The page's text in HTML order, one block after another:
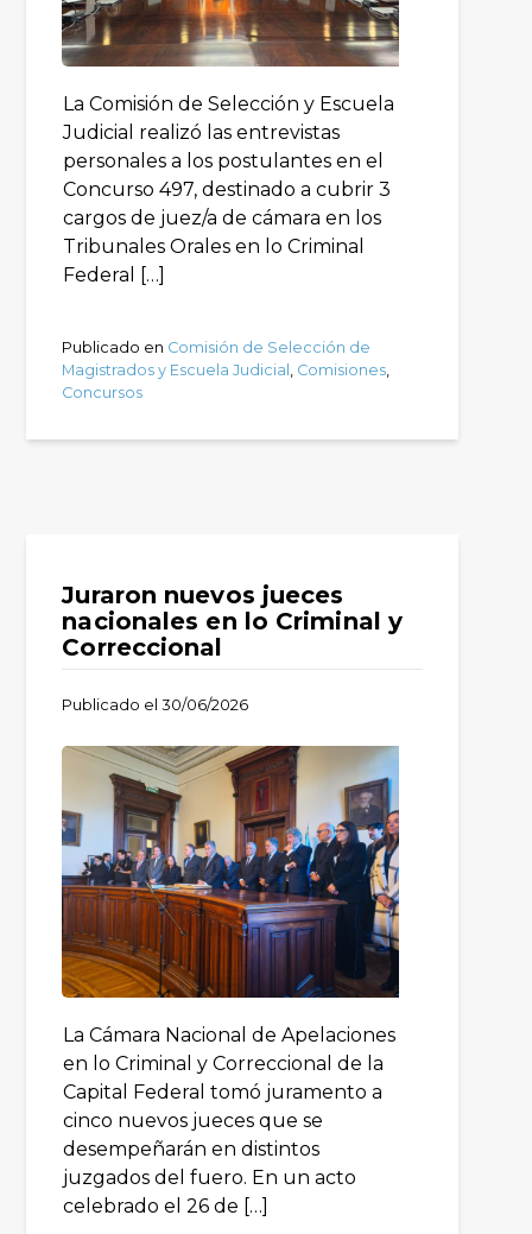
La Comisión de Selección y Escuela
Judicial realizó las entrevistas
personales a los postulantes en el
Concurso 497, destinado a cubrir 3
cargos de juez/a de cámara en los
Tribunales Orales en lo Criminal
Federal […]
Publicado en Comisión de Selección de
Magistrados y Escuela Judicial Comisiones
Concursos
Juraron nuevos jueces
nacionales en lo Criminal y
Correccional
Publicado el30/06/2026
La Cámara Nacional de Apelaciones
en lo Criminal y Correccional de la
Capital Federal tomó juramento a
cinco nuevos jueces que se
desempeñarán en distintos
juzgados del fuero. En un acto
celebrado el 26 de […]